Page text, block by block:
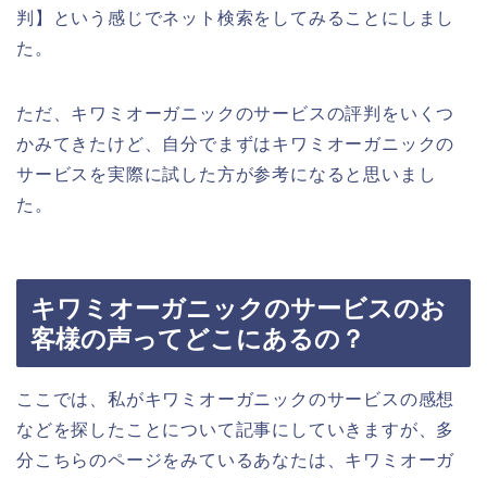
判】という感じでネット検索をしてみることにしまし
た。
ただ、キワミオーガニックのサービスの評判をいくつ
かみてきたけど、自分でまずはキワミオーガニックの
サービスを実際に試した方が参考になると思いまし
た。
キワミオーガニックのサービスのお
客様の声ってどこにあるの？
ここでは、私がキワミオーガニックのサービスの感想
などを探したことについて記事にしていきますが、多
分こちらのページをみているあなたは、キワミオーガ